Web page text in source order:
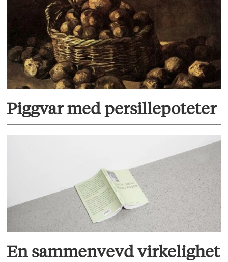
Piggvar med persillepoteter
En sammenvevd virkelighet